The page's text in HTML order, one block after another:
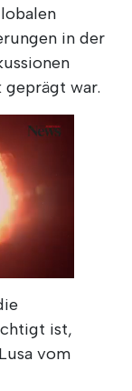
in der
war.
ist,
vom